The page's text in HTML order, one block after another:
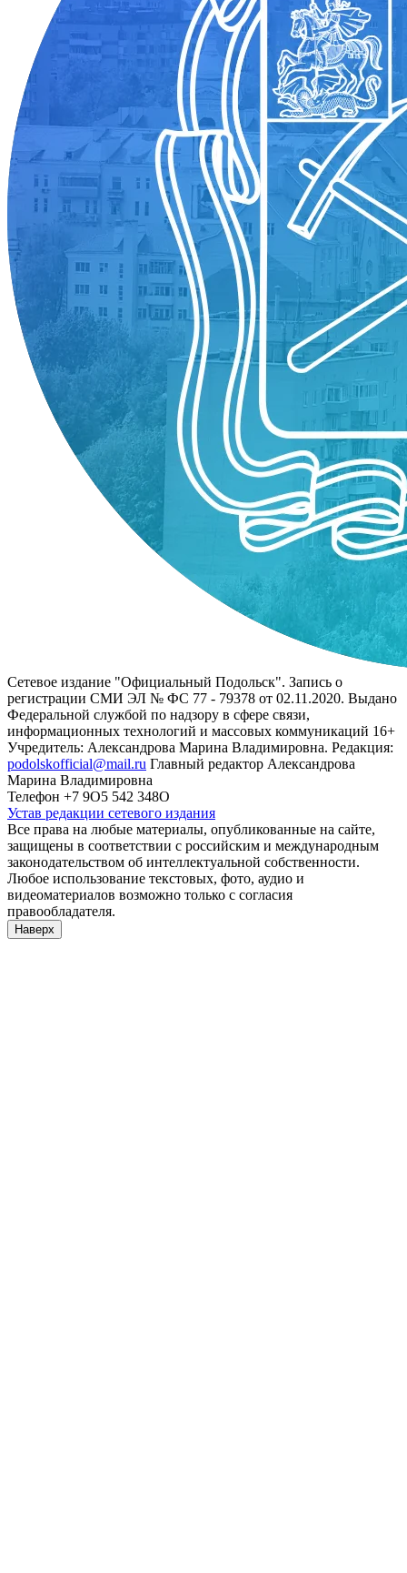
Сетевое издание "Официальный Подольск". Запись о
регистрации СМИ ЭЛ № ФС 77 - 79378 от 02.11.2020. Выдано
Федеральной службой по надзору в сфере связи,
информационных технологий и массовых коммуникаций 16+
Учредитель: Александрова Марина Владимировна. Редакция:
podolskofficial@mail.ru Главный редактор Александрова
Марина Владимировна
Телефон +7 9О5 542 348О
Устав редакции сетевого издания
Все права на любые материалы, опубликованные на сайте,
защищены в соответствии с российским и международным
законодательством об интеллектуальной собственности.
Любое использование текстовых, фото, аудио и
видеоматериалов возможно только с согласия
правообладателя.
Наверх